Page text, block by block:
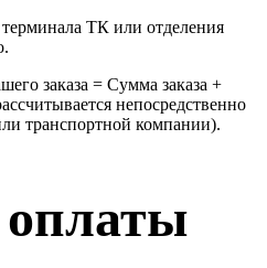
терминала ТК или отделения
заказа = Сумма заказа +
непосредственно
транспортной компании).
оплаты